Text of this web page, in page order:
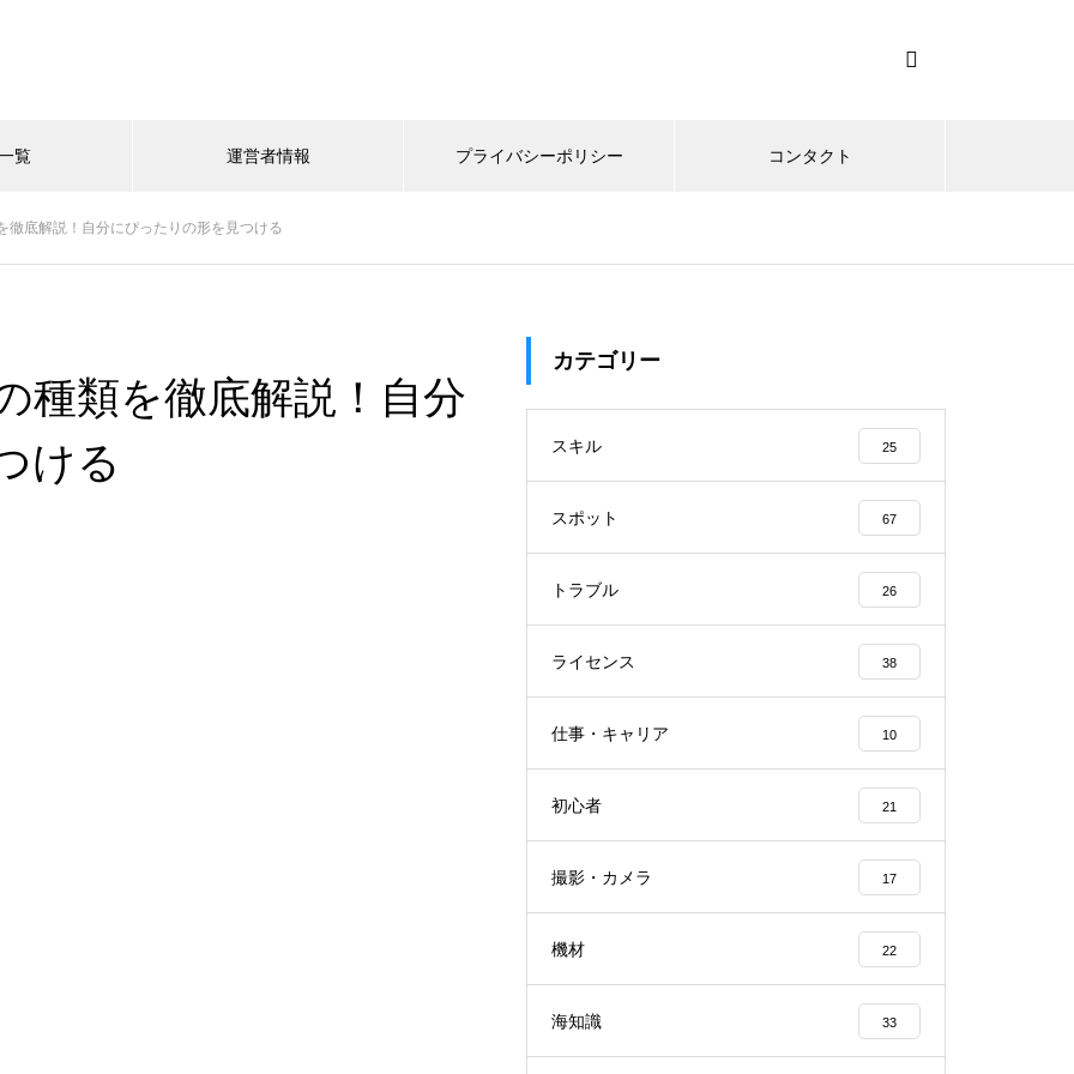
覧 運営者情報 プライバシーポリシー コンタクト
徹底解説！自分にぴったりの形を見つける
種類を徹底解説！自分
ける
カテゴリー
スキル 25
スポット 67
トラブル 26
ライセンス 38
仕事・キャリア 10
初心者 21
撮影・カメラ 17
機材 22
海知識 33